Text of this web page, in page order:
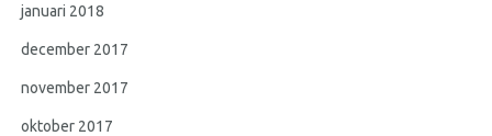
januari 2018
december 2017
november 2017
oktober 2017